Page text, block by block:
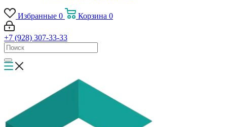
Избранные 0 Корзина 0
+7 (928) 307-33-33